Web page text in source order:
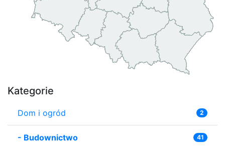
Kategorie
Dom i ogród 2
- Budownictwo 41